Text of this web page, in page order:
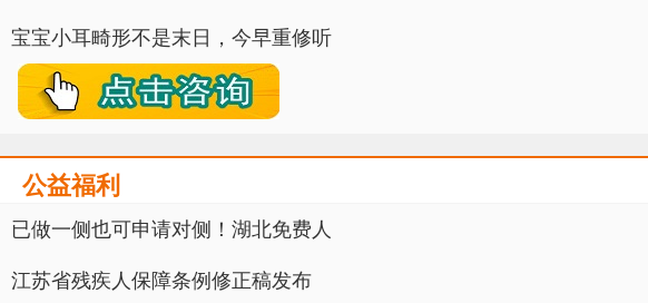
宝宝小耳畸形不是末日，今早重修听
公益福利
已做一侧也可申请对侧！湖北免费人
江苏省残疾人保障条例修正稿发布